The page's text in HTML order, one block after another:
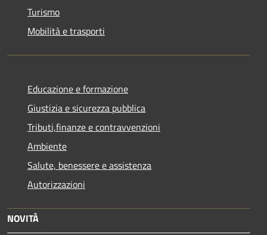
Turismo
Mobilità e trasporti
Educazione e formazione
Giustizia e sicurezza pubblica
Tributi,finanze e contravvenzioni
Ambiente
Salute, benessere e assistenza
Autorizzazioni
NOVITÀ